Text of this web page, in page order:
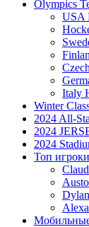
Olympics
USA
Italy
Winter
2024 All-
2024
2024
Топ